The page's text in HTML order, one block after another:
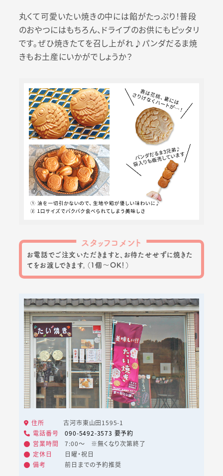
丸くて可愛いたい焼きの中には餡がたっぷり！普段
のおやつにはもちろん、ドライプのお供にもピッタリ
です。ぜひ焼きたてを召し上がれ♪パンダだるま焼
きもお土産にいかがでしょうか？
スタッフコメント
お電話でご注文いただきますと、お待たせせずに焼きた
てをお渡しできます。（1個～OK！）
住所
古河市東山田1595-1
電話番号
090-5492-3573 要予約
営業時間
7:00～ ※無くなり次第終了
定休日
日曜・祝日
備考
前日までの予約推奨